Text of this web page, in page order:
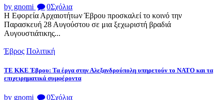
by gnomi 0Σχόλια
Η Εφορεία Αρχαιοτήτων Έβρου προσκαλεί το κοινό την
Παρασκευή 28 Αυγούστου σε μια ξεχωριστή βραδιά
Αυγουστιάτικης...
Έβρος Πολιτική
ΤΕ ΚΚΕ Έβρου: Τα έργα στην Αλεξανδρούπολη υπηρετούν το ΝΑΤΟ και τα
επιχειρηματικά συμφέροντα
by gnomi 0Σχόλια